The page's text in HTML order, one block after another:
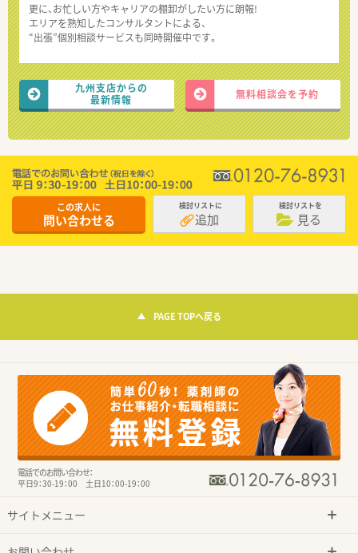
更に、お忙しい方やキャリアの棚卸がしたい方に朗報!
エリアを熟知したコンサルタントによる、
“出張”個別相談サービスも同時開催中です。
九州支店からの
最新情報
無料相談会を予約
この求人に
問い合わせる
検討リストに
追加
検討リストを
見る
PAGE TOPへ戻る
電話でのお問い合わせ：
平日9：30-19：00 土日10：00-19：00
サイトメニュー